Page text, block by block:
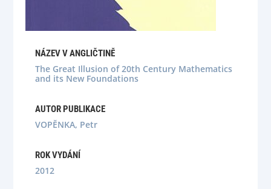
NÁZEV V ANGLIČTINĚ
The Great Illusion of 20th Century Mathematics
and its New Foundations
AUTOR PUBLIKACE
VOPĚNKA, Petr
ROK VYDÁNÍ
2012